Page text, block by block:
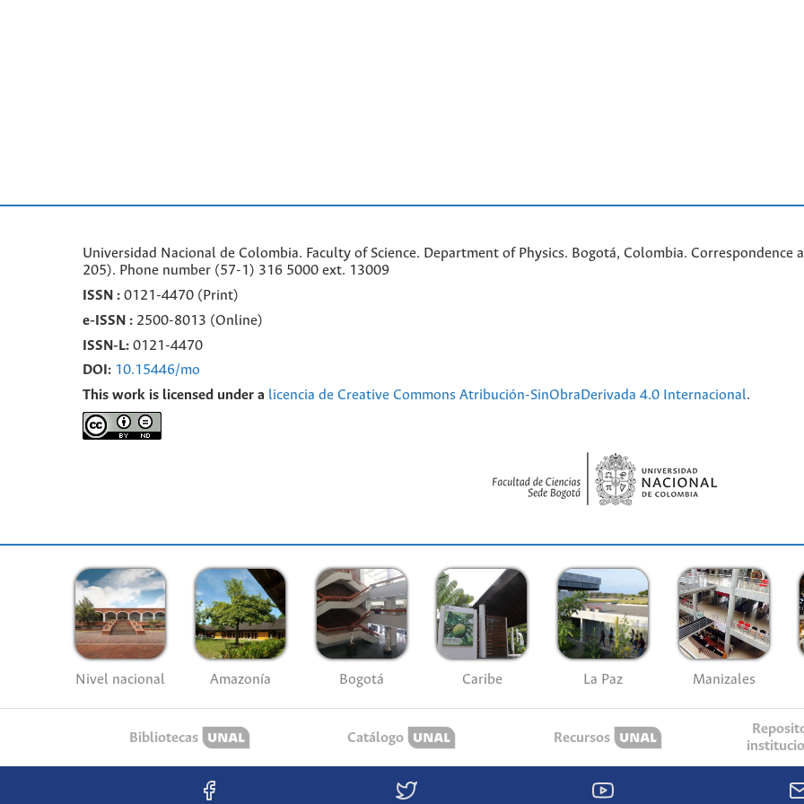
Universidad Nacional de Colombia. Faculty of Science. Department of Physics. Bogotá, Colombia. Correspondence a
205). Phone number (57-1) 316 5000 ext. 13009
ISSN : 0121-4470 (Print)
e- ISSN : 2500-8013 (Online)
ISSN-L: 0121-4470
DOI: 10.15446/mo
This work is licensed under a licencia de Creative Commons Atribución-SinObraDerivada 4.0 Internacional.
Nivel nacional Amazonía Bogotá Caribe La Paz Manizales
Bibliotecas Catálogo Recursos